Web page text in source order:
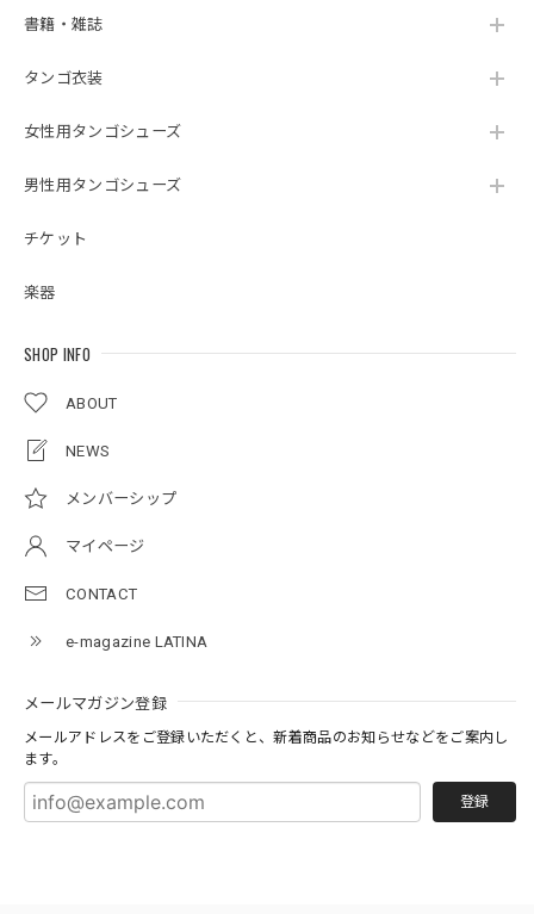
書籍・雑誌
タンゴ衣装
女性用タンゴシューズ
男性用タンゴシューズ
チケット
楽器
SHOP INFO
ABOUT
NEWS
メンバーシップ
マイページ
CONTACT
e-magazine LATINA
メールマガジン登録
メールアドレスをご登録いただくと、新着商品のお知らせなどをご案内し
ます。
登録